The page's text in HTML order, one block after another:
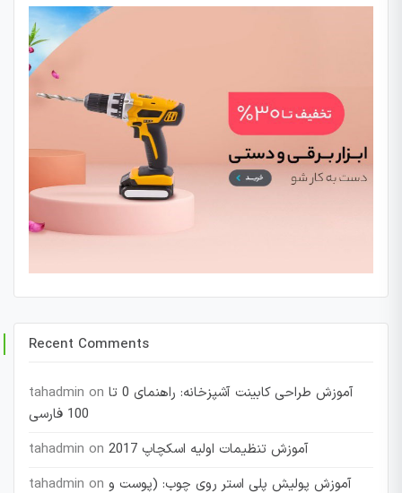
Recent Comments
tahadmin on آموزش طراحی کابینت آشپزخانه: راهنمای 0 تا
100 فارسی
tahadmin on
آموزش تنظیمات اولیه اسکچاپ 2017
tahadmin on آموزش پولیش پلی استر روی چوب: (پوست و